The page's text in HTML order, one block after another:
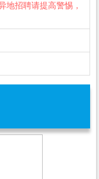
地招聘请提高警惕，